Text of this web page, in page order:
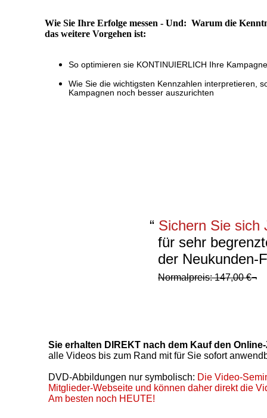
Wie Sie Ihre Erfolge messen - Und: Warum die
das weitere Vorgehen ist:
So optimieren sie KONTINUIERLICH Ihre
Wie Sie die wichtigsten Kennzahlen interpretieren,
Kampagnen noch besser auszurichten
“ Sichern Sie sich
für sehr
der Neukunden-
Normalpreis: 147,00 €¬
Sie erhalten DIREKT nach dem Kauf den
alle Videos bis zum Rand mit für Sie sofort
DVD-Abbildungen nur symbolisch: Die Video-
Mitglieder-Webseite und können daher direkt die
Am besten noch HEUTE!